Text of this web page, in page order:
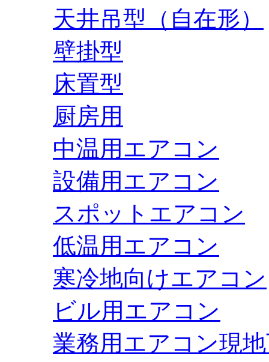
天井吊型（自在形）
壁掛型
床置型
厨房用
中温用エアコン
設備用エアコン
スポットエアコン
低温用エアコン
寒冷地向けエアコン
ビル用エアコン
業務用エアコン現